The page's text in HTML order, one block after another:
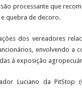
processante que
quebra de decoro.
dos vereadores
envolvendo a
à exposição
Luciano da PitStop